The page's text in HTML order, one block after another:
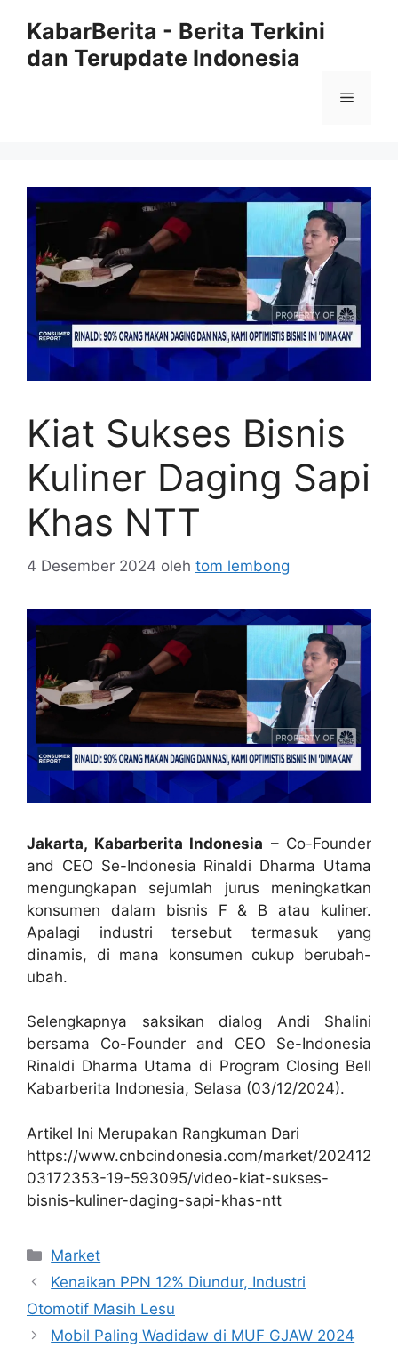
KabarBerita - Berita Terkini
dan Terupdate Indonesia
Menu
Kiat Sukses Bisnis
Kuliner Daging Sapi
Khas NTT
4 Desember 2024 oleh tom lembong
Jakarta, Kabarberita Indonesia – Co-Founder
and CEO Se-Indonesia Rinaldi Dharma Utama
mengungkapan sejumlah jurus meningkatkan
konsumen dalam bisnis F & B atau kuliner.
Apalagi industri tersebut termasuk yang
dinamis, di mana konsumen cukup berubah-
ubah.
Selengkapnya saksikan dialog Andi Shalini
bersama Co-Founder and CEO Se-Indonesia
Rinaldi Dharma Utama di Program Closing Bell
Kabarberita Indonesia, Selasa (03/12/2024).
Artikel Ini Merupakan Rangkuman Dari
https://www.cnbcindonesia.com/market/202412
03172353-19-593095/video-kiat-sukses-
bisnis-kuliner-daging-sapi-khas-ntt
Kategori
Market
Kenaikan PPN 12% Diundur, Industri
Otomotif Masih Lesu
Mobil Paling Wadidaw di MUF GJAW 2024